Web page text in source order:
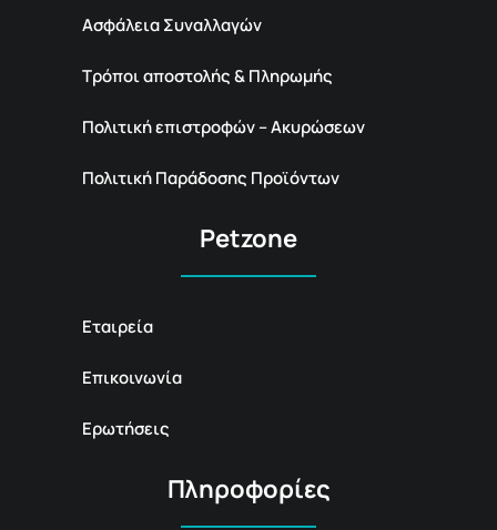
Ασφάλεια Συναλλαγών
Τρόποι αποστολής & Πληρωμής
Πολιτική επιστροφών – Ακυρώσεων
Πολιτική Παράδοσης Προϊόντων
Petzone
Εταιρεία
Επικοινωνία
Ερωτήσεις
Πληροφορίες